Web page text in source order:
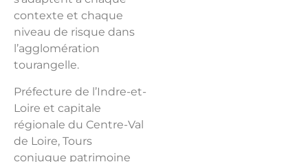
contexte et chaque
niveau de risque dans
l’agglomération
tourangelle.
Préfecture de l’Indre-et-
Loire et capitale
régionale du Centre-Val
de Loire, Tours
conjugue patrimoine